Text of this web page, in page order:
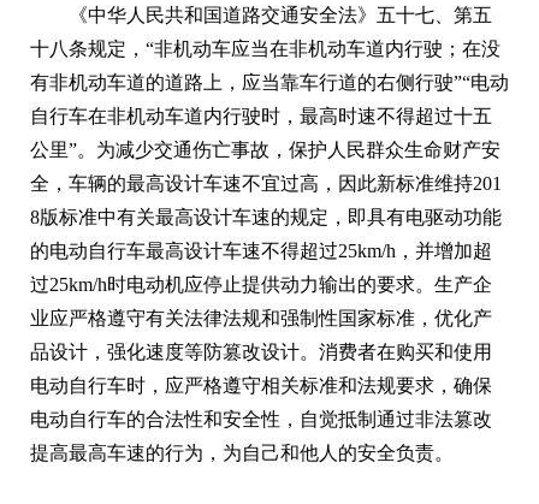
‌《中华人民共和国道路交通安全法》五十七、第五
十八条规定，“非机动车应当在非机动车道内行驶；在没
有非机动车道的道路上，应当靠车行道的右侧行驶”“电动
自行车在非机动车道内行驶时，最高时速不得超过十五
公里”。为减少交通伤亡事故，保护人民群众生命财产安
全，车辆的最高设计车速不宜过高，因此新标准维持201
8版标准中有关最高设计车速的规定，即具有电驱动功能
的电动自行车最高设计车速不得超过25km/h，并增加超
过25km/h时电动机应停止提供动力输出的要求。生产企
业应严格遵守有关法律法规和强制性国家标准，优化产
品设计，强化速度等防篡改设计。消费者在购买和使用
电动自行车时，应严格遵守相关标准和法规要求，确保
电动自行车的合法性和安全性，自觉抵制通过非法篡改
提高最高车速的行为，为自己和他人的安全负责。